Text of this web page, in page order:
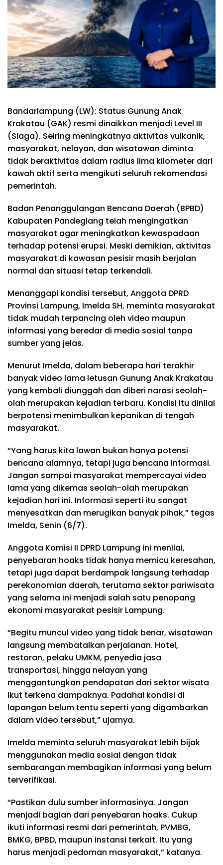
Bandarlampung (LW): Status Gunung Anak
Krakatau (GAK) resmi dinaikkan menjadi Level III
(Siaga). Seiring meningkatnya aktivitas vulkanik,
masyarakat, nelayan, dan wisatawan diminta
tidak beraktivitas dalam radius lima kilometer dari
kawah aktif serta mengikuti seluruh rekomendasi
pemerintah.
Badan Penanggulangan Bencana Daerah (BPBD)
Kabupaten Pandeglang telah mengingatkan
masyarakat agar meningkatkan kewaspadaan
terhadap potensi erupsi. Meski demikian, aktivitas
masyarakat di kawasan pesisir masih berjalan
normal dan situasi tetap terkendali.
Menanggapi kondisi tersebut, Anggota DPRD
Provinsi Lampung, Imelda SH, meminta masyarakat
tidak mudah terpancing oleh video maupun
informasi yang beredar di media sosial tanpa
sumber yang jelas.
Menurut Imelda, dalam beberapa hari terakhir
banyak video lama letusan Gunung Anak Krakatau
yang kembali diunggah dan diberi narasi seolah-
olah merupakan kejadian terbaru. Kondisi itu dinilai
berpotensi menimbulkan kepanikan di tengah
masyarakat.
“Yang harus kita lawan bukan hanya potensi
bencana alamnya, tetapi juga bencana informasi.
Jangan sampai masyarakat mempercayai video
lama yang dikemas seolah-olah merupakan
kejadian hari ini. Informasi seperti itu sangat
menyesatkan dan merugikan banyak pihak,” tegas
Imelda, Senin (6/7).
Anggota Komisi II DPRD Lampung ini menilai,
penyebaran hoaks tidak hanya memicu keresahan,
tetapi juga dapat berdampak langsung terhadap
perekonomian daerah, terutama sektor pariwisata
yang selama ini menjadi salah satu penopang
ekonomi masyarakat pesisir Lampung.
“Begitu muncul video yang tidak benar, wisatawan
langsung membatalkan perjalanan. Hotel,
restoran, pelaku UMKM, penyedia jasa
transportasi, hingga nelayan yang
menggantungkan pendapatan dari sektor wisata
ikut terkena dampaknya. Padahal kondisi di
lapangan belum tentu seperti yang digambarkan
dalam video tersebut,” ujarnya.
Imelda meminta seluruh masyarakat lebih bijak
menggunakan media sosial dengan tidak
sembarangan membagikan informasi yang belum
terverifikasi.
“Pastikan dulu sumber informasinya. Jangan
menjadi bagian dari penyebaran hoaks. Cukup
ikuti informasi resmi dari pemerintah, PVMBG,
BMKG, BPBD, maupun instansi terkait. Itu yang
harus menjadi pedoman masyarakat,” katanya.